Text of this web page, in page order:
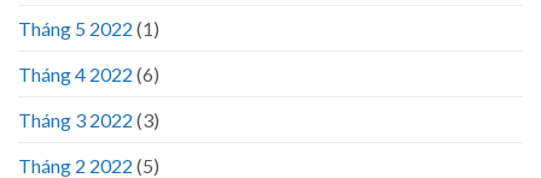
Tháng 5 2022 (1)
Tháng 4 2022 (6)
Tháng 3 2022 (3)
Tháng 2 2022 (5)